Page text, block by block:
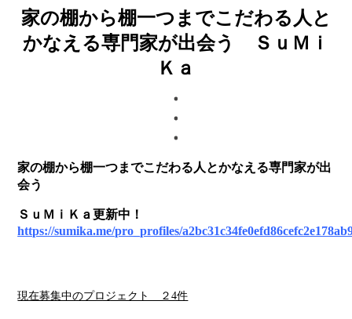
家の棚から棚一つまでこだわる人と
かなえる専門家が出会う ＳｕＭｉ
Ｋａ
家の棚から棚一つまでこだわる人とかなえる専門家が出
会う
ＳｕＭｉＫａ更新中！
https://sumika.me/pro_profiles/
現在募集中のプロジェクト ２4件